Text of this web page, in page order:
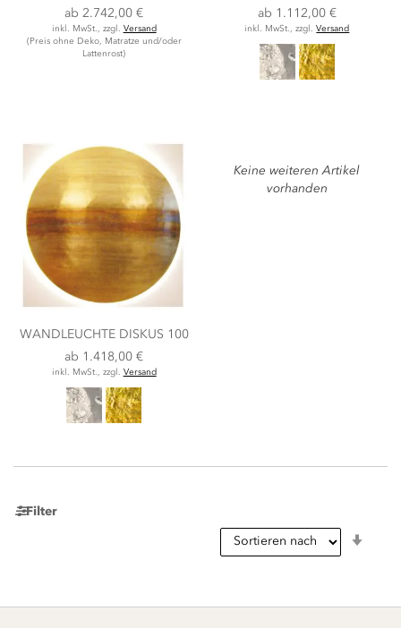
ab2.742,00 €
inkl. MwSt., zzgl. Versand
(Preis ohne Deko, Matratze und/oder
Lattenrost)
ab 1.112,00 €
inkl. MwSt., zzgl.Versand
WANDLEUCHTE DISKUS 100
ab 1.418,00 €
inkl. MwSt., zzgl. Versand
Keine weiteren Artikel
vorhanden
Filter